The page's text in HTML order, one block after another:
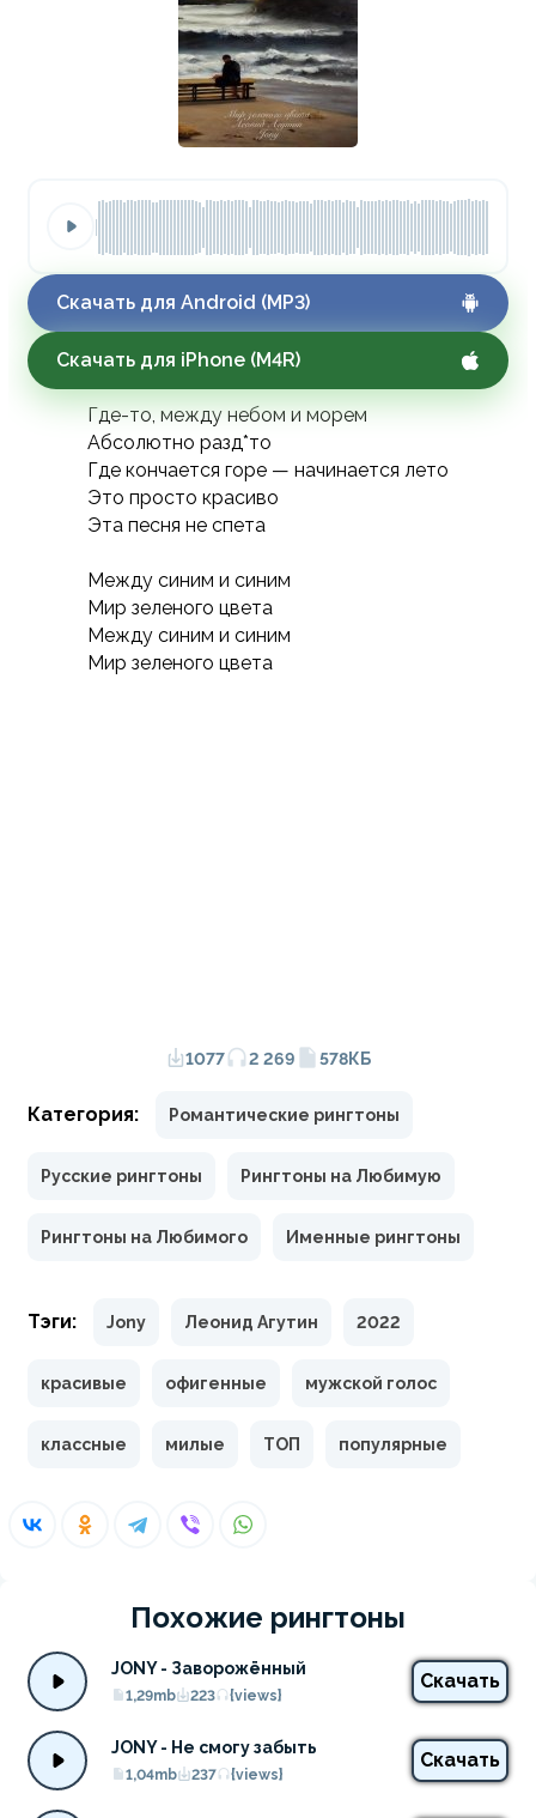
Скачать для Android (MP3)
Скачать для iPhone (M4R)
Где-то, между небом и морем
Абсолютно разд*то
Где кончается горе — начинается лето
Это просто красиво
Эта песня не спета
Между синим и синим
Мир зеленого цвета
Между синим и синим
Мир зеленого цвета
1077 2 269 578КБ
Категория: Романтические рингтоны
Русские рингтоны Рингтоны на Любимую
Рингтоны на Любимого Именные рингтоны
Тэги: Jony Леонид Агутин 2022
красивые офигенные мужской голос
классные милые ТОП популярные
Похожие рингтоны
JONY - Заворожённый
1,29mb 223 {views}
Скачать
JONY - Не смогу забыть
1,04mb 237 {views}
Скачать